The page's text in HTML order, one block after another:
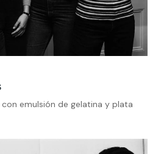
emulsión de gelatina y plata